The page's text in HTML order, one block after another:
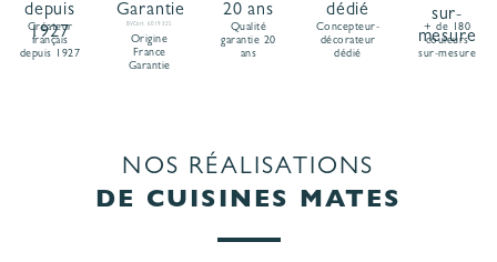
Créateur
français
depuis 1927
BVCert. 6019325
Origine
France
Garantie
Qualité
garantie 20
ans
Concepteur-
décorateur
dédié
+ de 180
couleurs
sur-mesure
NOS RÉALISATIONS
DE CUISINES MATES